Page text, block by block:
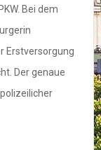
Bei dem
Erstversorgung
Der genaue